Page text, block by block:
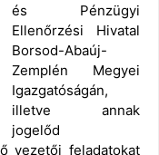
és Pénzügyi
Ellenőrzési Hivatal
Borsod-Abaúj-
Zemplén Megyei
Igazgatóságán,
illetve annak
jogelőd
vezetői feladatokat